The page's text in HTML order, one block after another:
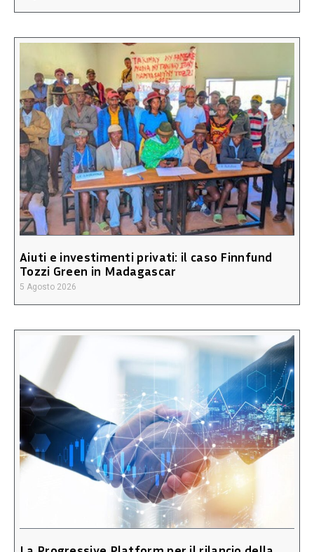
Aiuti e investimenti privati: il caso Finnfund
Tozzi Green in Madagascar
5 Agosto 2026